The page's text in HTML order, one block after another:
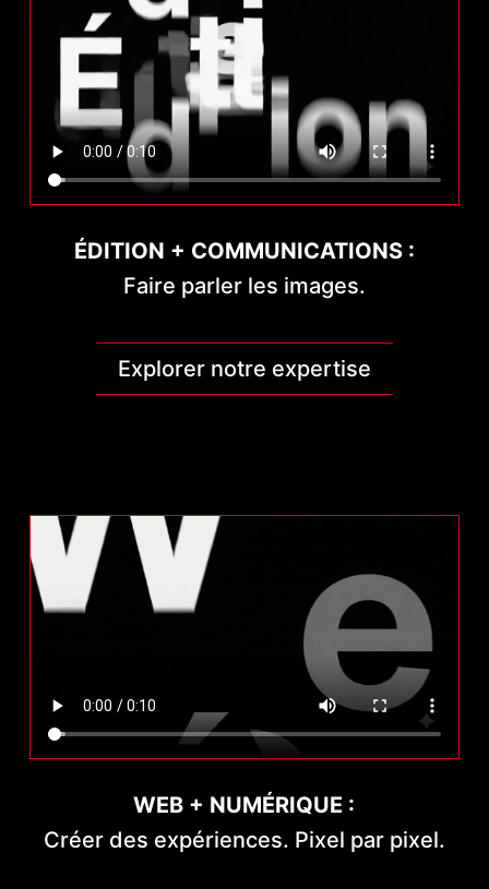
ÉDITION + COMMUNICATIONS :
Faire parler les images.
Explorer notre expertise
WEB + NUMÉRIQUE :
Créer des expériences. Pixel par pixel.